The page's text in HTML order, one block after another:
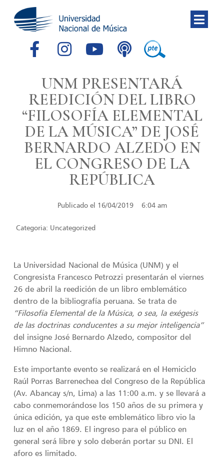
UNM PRESENTARÁ
REEDICIÓN DEL LIBRO
“FILOSOFÍA ELEMENTAL
DE LA MÚSICA” DE JOSÉ
BERNARDO ALZEDO EN
EL CONGRESO DE LA
REPÚBLICA
Publicado el 16/04/2019 6:04 am
Categoria: Uncategorized
La Universidad Nacional de Música (UNM) y el
Congresista Francesco Petrozzi presentarán el viernes
26 de abril la reedición de un libro emblemático
dentro de la bibliografía peruana. Se trata de
“Filosofía Elemental de la Música, o sea, la exégesis
de las doctrinas conducentes a su mejor inteligencia”
del insigne José Bernardo Alzedo, compositor del
Himno Nacional.
Este importante evento se realizará en el Hemiciclo
Raúl Porras Barrenechea del Congreso de la República
(Av. Abancay s/n, Lima) a las 11:00 a.m. y se llevará a
cabo conmemorándose los 150 años de su primera y
única edición, ya que este emblemático libro vio la
luz en el año 1869. El ingreso para el público en
general será libre y solo deberán portar su DNI. El
aforo es limitado.